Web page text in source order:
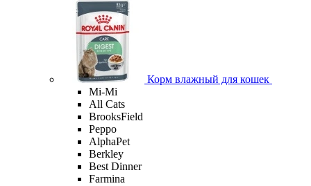
Корм влажный для кошек
Mi-Мi
All Cats
BrooksField
Peppo
AlphaPet
Berkley
Best Dinner
Farmina